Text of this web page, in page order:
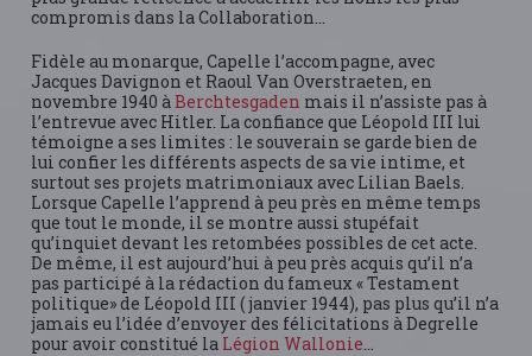
compromis dans la Collaboration…
Fidèle au monarque, Capelle l’accompagne, avec
Jacques Davignon et Raoul Van Overstraeten, en
novembre 1940 àBerchtesgaden mais il n’assiste pas à
l’entrevue avec Hitler. La confiance que Léopold III lui
témoigne a ses limites : le souverain se garde bien de
lui confier les différents aspects de sa vie intime, et
surtout ses projets matrimoniaux avec Lilian Baels.
Lorsque Capelle l’apprend à peu près en même temps
que tout le monde, il se montre aussi stupéfait
qu’inquiet devant les retombées possibles de cet acte.
De même, il est aujourd’hui à peu près acquis qu’il n’a
pas participé à la rédaction du fameux « Testament
politique» de Léopold III ( janvier 1944), pas plus qu’il n’a
jamais eu l’idée d’envoyer des félicitations à Degrelle
pour avoir constitué la Légion Wallonie…